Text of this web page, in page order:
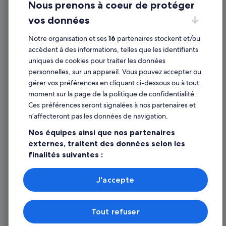
Mozaga : hôtels Hôtels pas chers
Mozaga : hôtels
Mozaga : Maisons de campagne
Mozaga : Complexes hôteliers
Muñique : hôtels
Musée Lagomar : hôtels à proximité
Nazaret : Chambres d’hôtes
Nazaret : hôtels Hôtels tout compris
Nazaret : Complexes hôteliers
San Bartolomé : Chambres d’hôtes
San Bartolomé : hôtels
San Bartolomé : Lodges
Soo : hôtels
Tahiche : Auberges de jeunesse
Mentions légales / Nous contacter
Directives de contenu et signalement de contenus
Aide
Assistance
Annuler votre vol
Annuler une réservation d'hôtel ou de location de vacances
Délais de remboursement
Documents de voyage internationaux
Parmi les moyens de paiement acceptés sur expedia.fr figurent :
American Express, Diner’s Club International, Mastercard, Visa, Visa
Electron, CartaSi, Carte Bleue, PayPal et Eurocard.
© 2026 Expedia, Inc., une entreprise d’Expedia Group. Tous droits
réservés. Expedia et le logo Expedia sont des marques déposées ou des
Nous prenons à coeur de protéger
vos données
Notre organisation et ses16 partenaires stockent et/ou
accèdent à des informations, telles que les identifiants
uniques de cookies pour traiter les données
personnelles, sur un appareil. Vous pouvez accepter ou
gérer vos préférences en cliquant ci-dessous ou à tout
moment sur la page de la politique de confidentialité.
Ces préférences seront signalées à nos partenaires et
n’affecteront pas les données de navigation.
Nos équipes ainsi que nos partenaires
externes, traitent des données selon les
finalités suivantes :
Utiliser des données de géolocalisation précises. Analyser
activement les caractéristiques de l’appareil pour
l’identification. Stocker et/ou accéder à des informations
mesure de performance des publicités et du contenu,
études d’audience et développement de services.
Liste de nos partenaires (fournisseurs)
Tout refuser
J'accepte